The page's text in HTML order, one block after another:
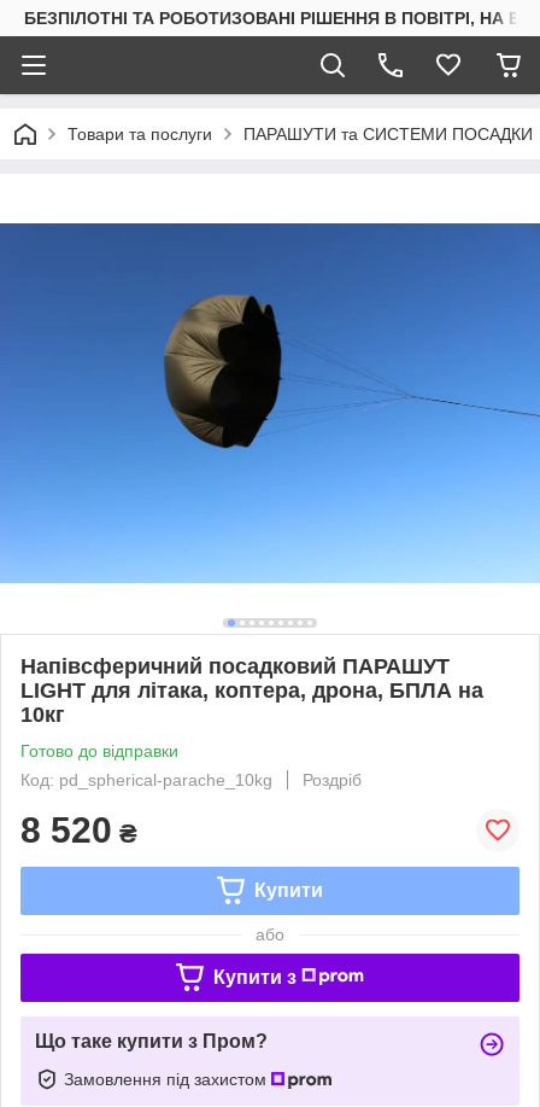
БЕЗПІЛОТНІ ТА РОБОТИЗОВАНІ РІШЕННЯ В ПОВІТРІ, НА
Товари та послуги ПАРАШУТИ та СИСТЕМИ ПОСАДКИ
Напівсферичний посадковий ПАРАШУТ
LIGHT для літака, коптера, дрона, БПЛА на
10кг
Готово до відправки
Код: pd_spherical-parache_10kg
Роздріб
8 520 ₴
Купити
або
Купити з
Що таке купити з Пром?
Замовлення під захистом